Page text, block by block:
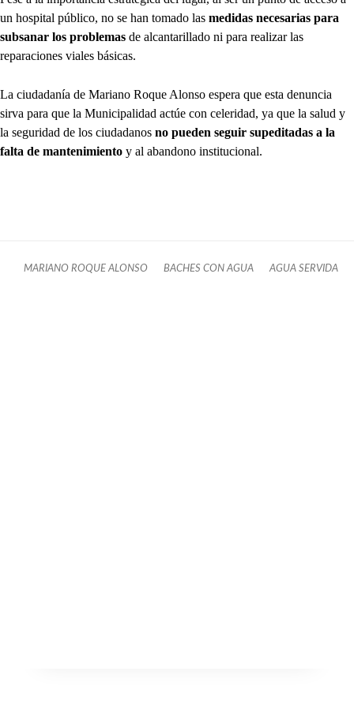
un hospital público, no se han tomado las medidas necesarias para
subsanar los problemas de alcantarillado ni para realizar las
reparaciones viales básicas.
La ciudadanía de Mariano Roque Alonso espera que esta denuncia
sirva para que la Municipalidad actúe con celeridad, ya que la salud y
la seguridad de los ciudadanos no pueden seguir supeditadas a la
falta de mantenimiento y al abandono institucional.
MARIANO ROQUE ALONSO BACHES CON AGUA AGUA SERVIDA